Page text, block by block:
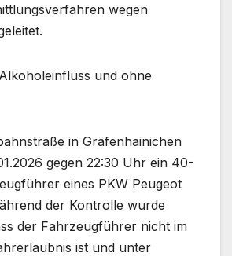
wegen
und ohne
in Gräfenhainichen
gegen 22:30 Uhr ein 40-
eines PKW Peugeot
der Kontrolle wurde
der Fahrzeugführer nicht im
ist und unter